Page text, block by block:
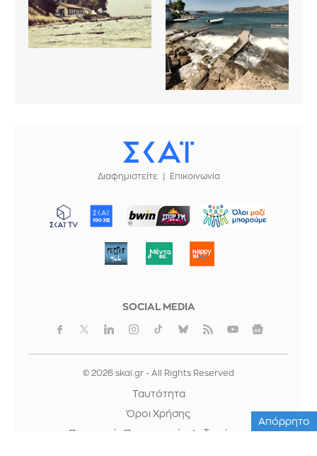
Διαφημιστείτε Επικοινωνία
ΜΠΟΡΟΥΜΕ
SOCIAL MEDIA
© 2026 skai.gr - All Rights Reserved
Ταυτότητα
Όροι Χρήσης
Προστασία Προσωπικών Δεδομένων
Απόρρητο